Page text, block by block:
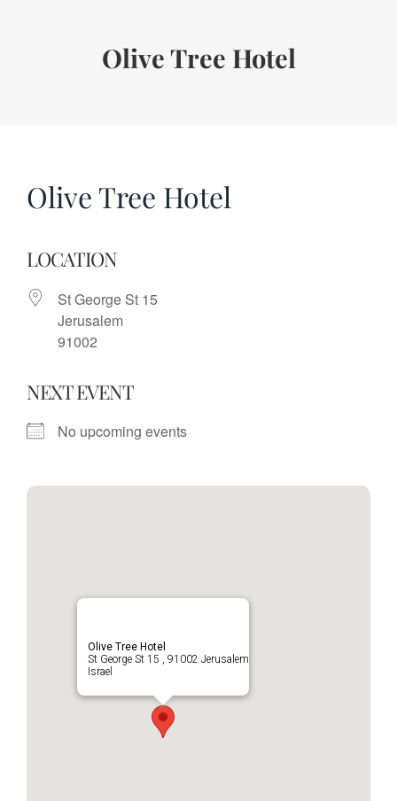
Olive Tree Hotel
Olive Tree Hotel
LOCATION
St George St 15
Jerusalem
91002
NEXT EVENT
No upcoming events
Olive Tree Hotel
St George St 15 , 91002 Jerusalem
Israel